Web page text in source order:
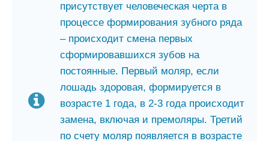
присутствует человеческая черта в
процессе формирования зубного ряда
– происходит смена первых
сформировавшихся зубов на
постоянные. Первый моляр, если
лошадь здоровая, формируется в
возрасте 1 года, в 2-3 года происходит
замена, включая и премоляры. Третий
по счету моляр появляется в возрасте